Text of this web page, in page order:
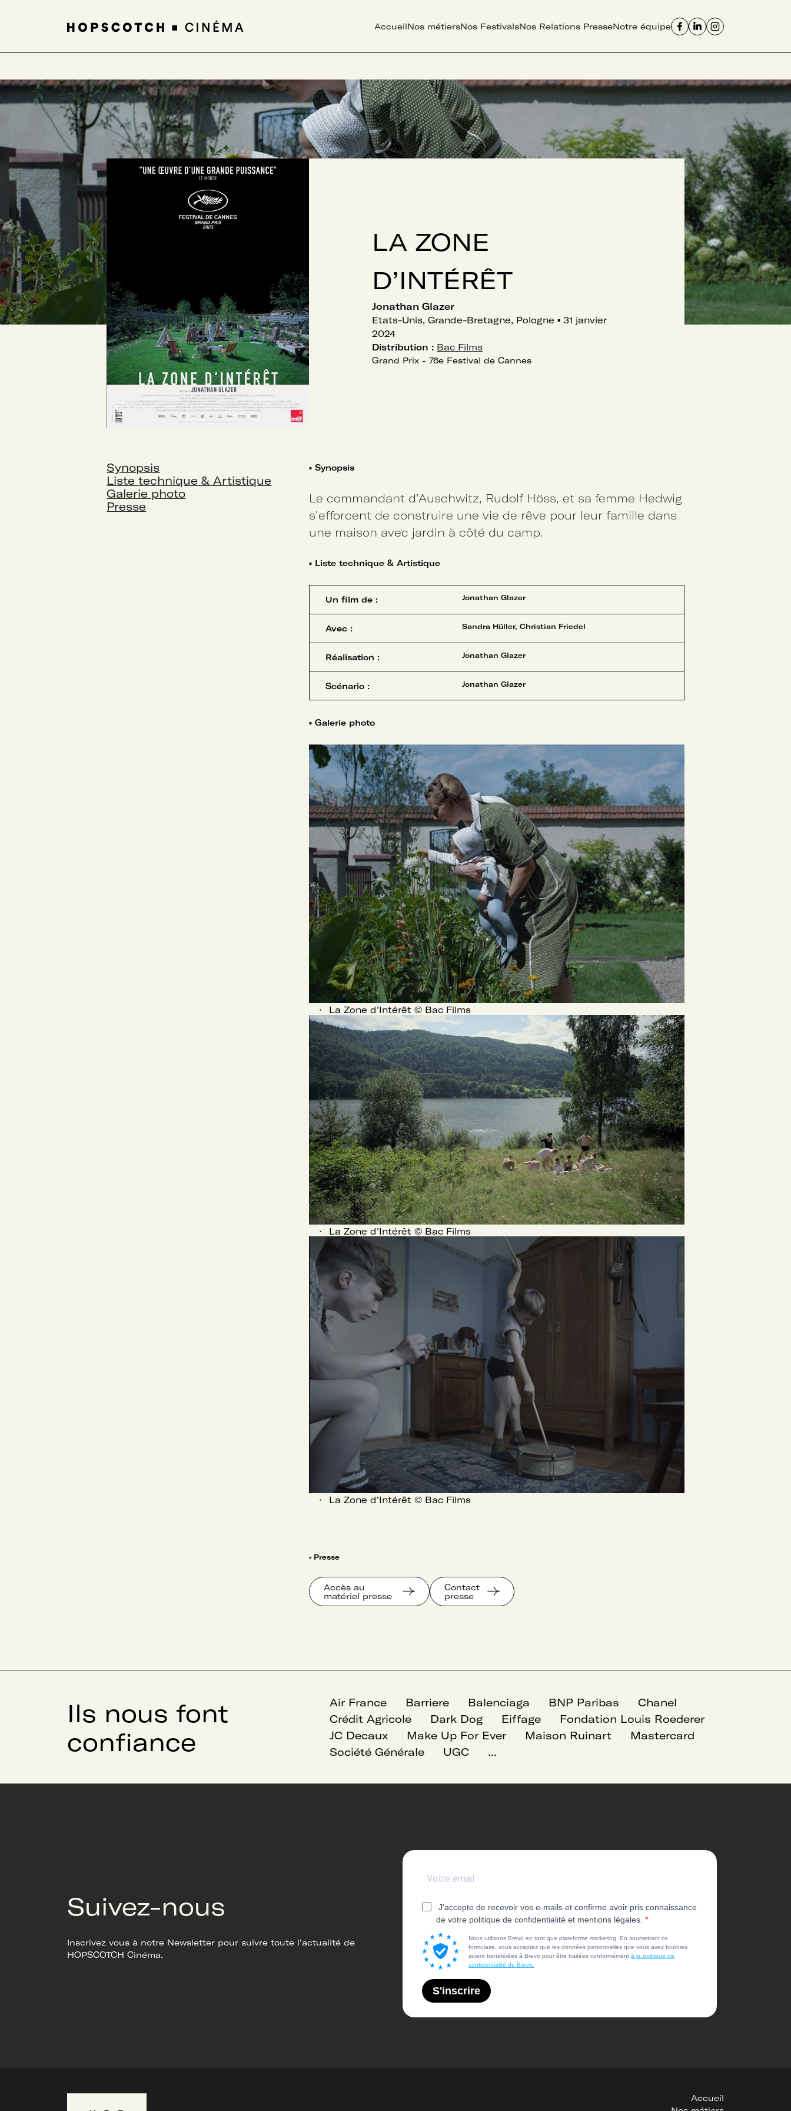
AccueilNos métiersNos FestivalsNos Relations PresseNotre équipe
LA ZONE
D’INTÉRÊT
Jonathan Glazer
Etats-Unis, Grande-Bretagne, Pologne ▪ 31 janvier
2024
Distribution : Bac Films
Grand Prix - 76e Festival de Cannes
Synopsis
Liste technique & Artistique
Galerie photo
Presse
▪ Synopsis
Le commandant d’Auschwitz, Rudolf Höss, et sa femme Hedwig
s’efforcent de construire une vie de rêve pour leur famille dans
une maison avec jardin à côté du camp.
▪ Liste technique & Artistique
Un film de : Jonathan Glazer
Avec : Sandra Hüller, Christian Friedel
Réalisation : Jonathan Glazer
Scénario : Jonathan Glazer
▪ Galerie photo
La Zone d'Intérêt © Bac Films
La Zone d'Intérêt © Bac Films
La Zone d'Intérêt © Bac Films
▪ Presse
Accès au
matériel presse
Contact
presse
Ils nous font
confiance
Air France Barriere Balenciaga BNP Paribas
Chanel
Crédit Agricole
Dark Dog Eiffage
Fondation Louis Roederer
JC Decaux
Make Up For Ever Maison Ruinart
Mastercard
Société Générale
UGC ...
Suivez-nous
Inscrivez vous à notre Newsletter pour suivre toute l'actualité de
HOPSCOTCH Cinéma.
J'accepte de recevoir vos e-mails et confirme avoir pris connaissance
de votre politique de confidentialité et mentions légales.
Nous utilisons Brevo en tant que plateforme marketing. En soumettant ce
formulaire, vous acceptez que les données personnelles que vous avez fournies
soient transférées à Brevo pour être traitées conformément à la politique de
confidentialité de Brevo.
S'inscrire
Accueil